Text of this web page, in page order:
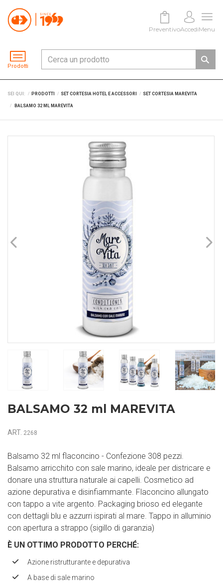
Prodotti
PreventivoAccediMenu
SEI QUI: PRODOTTI SET CORTESIA HOTEL E ACCESSORI SET CORTESIA MAREVITA
BALSAMO 32 ML MAREVITA
BALSAMO 32 ml MAREVITA
ART. 2268
Balsamo 32 ml flaconcino - Confezione 308 pezzi.
Balsamo arricchito con sale marino, ideale per districare e
donare una struttura naturale ai capelli. Cosmetico ad
azione depurativa e disinfiammante. Flaconcino allungato
con tappo a vite argento. Packaging brioso ed elegante
con dettagli blu e azzurri ispirati al mare. Tappo in alluminio
con apertura a strappo (sigillo di garanzia)
È UN OTTIMO PRODOTTO PERCHÉ:
Azione ristrutturante e depurativa
A base di sale marino